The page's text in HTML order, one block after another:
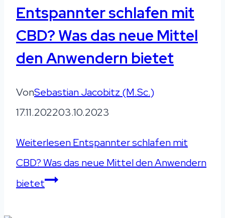
Entspannter schlafen mit
CBD? Was das neue Mittel
den Anwendern bietet
VonSebastian Jacobitz (M.Sc.)
17.11.202203.10.2023
WeiterlesenEntspannter schlafen mit
CBD? Was das neue Mittel den Anwendern
bietet